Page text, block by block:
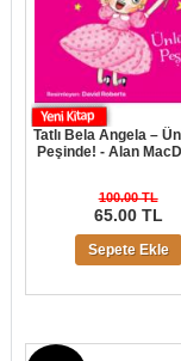
Tatlı Bela Angela –
Peşinde! - Alan
100.00 TL
65.00 TL
Sepete Ekle